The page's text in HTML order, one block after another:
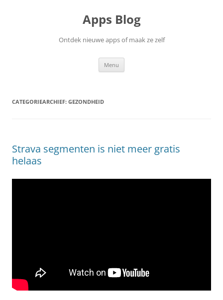
Apps Blog
Ontdek nieuwe apps of maak ze zelf
Menu
CATEGORIEARCHIEF: GEZONDHEID
Strava segmenten is niet meer gratis
helaas